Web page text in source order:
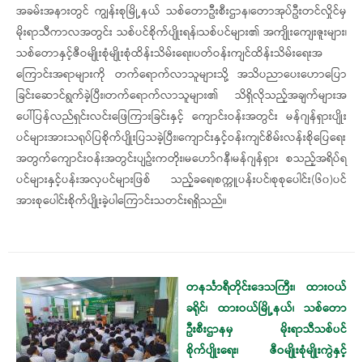
အခမ်းအနားတွင် ကျွန်းစုမြို့နယ် သစ်​တောဦးစီးဌာန၊တောအုပ်ဦးတင်လှိုင်မှ
မိုးရာသီကာလအတွင်း သစ်ပင်စိုက်ပျိုးရန်၊သစ်ပင်များ၏ အကျိုး​ကျေးဇူးများ၊
သစ်​တောနှင့်ဇီဝမျိုးစုံမျိုးစုံထိန်းသိမ်း​ရေး၊ပတ်ဝန်းကျင်ထိန်းသိမ်း​ရေးအ​
ကြောင်းအရာများကို တက်​ရောက်လာသူများသို့ အသိပညာ​ပေးဟော​ပြော
ခြင်းဆောင်ရွက်ခဲ့ပြီး၊တက်​ရောက်လာသူများ၏ သိရှိလိုသည့်အချက်များအ​
ပေါ်ပြန်လည်ရှင်းလင်း​ဖြေကြားခြင်းနှင့် ​ကျောင်းဝန်းအတွင်း မန်ဂျန်ရှားပျိုး
ပင်များအားသရုပ်ပြစိုက်ပျိုးပြသခဲ့ပြီး၊​ကျောင်းနှင့်ဝန်းကျင်စိမ်းလန်းစို​ပြေ​ရေး
အတွက်​ကျောင်းဝန်းအတွင်းပျဥ်းကတိုး၊မ​ဟော်ဂနီ၊မန်ဂျန်ရှား စသည့်အရိပ်ရ
ပင်များနှင့်ပန်းအလှပင်များဖြစ် သည့်ခ​ရေ၊စက္ကူပန်းပင်၊စုစု​ပေါင်း(၆၀)ပင်
အားစု​ပေါင်းစိုက်ပျိုးခဲ့ပါ​ကြောင်းသတင်းရရှိသည်။
တနင်္သာရီတိုင်းဒေသကြီး၊ ထားဝယ်
ခရိုင်၊ ထားဝယ်မြို့နယ်၊ သစ်တော
ဦးစီးဌာနမှ မိုးရာသီသစ်ပင်
စိုက်ပျိုးရေး၊ ဇီဝမျိုးစုံမျိုးကွဲနှင့်